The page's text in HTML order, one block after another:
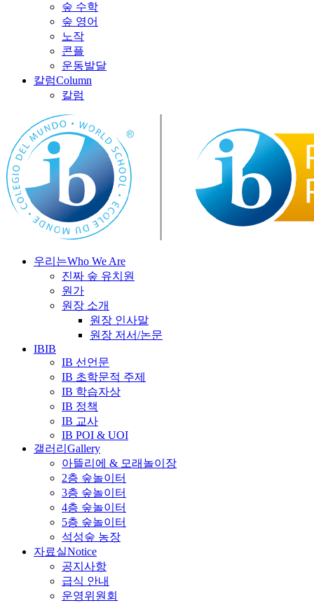
숲 수학
숲 영어
노작
콘플
운동발달
칼럼Column
칼럼
우리는Who We Are
진짜 숲 유치원
원가
원장 소개
원장 인사말
원장 저서/논문
IBIB
IB 선언문
IB 초학문적 주제
IB 학습자상
IB 정책
IB 교사
IB POI & UOI
갤러리 Gallery
아뜰리에 & 모래놀이장
2층 숲놀이터
3층 숲놀이터
4층 숲놀이터
5층 숲놀이터
석성숲 농장
자료실Notice
공지사항
급식 안내
운영위원회